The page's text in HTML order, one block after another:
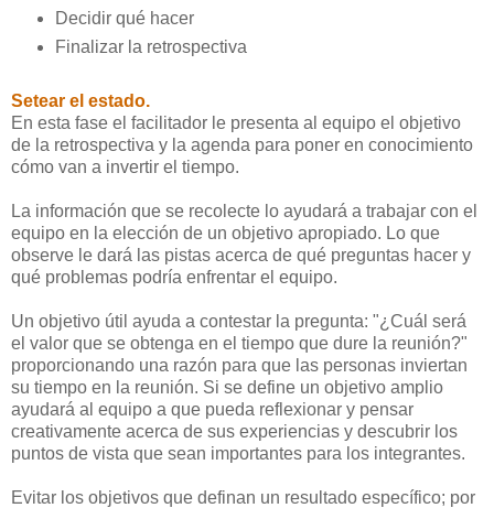
Decidir qué hacer
Finalizar la retrospectiva
Setear el estado.
En esta fase el facilitador le presenta al equipo el objetivo
de la retrospectiva y la agenda para poner en conocimiento
cómo van a invertir el tiempo.
La información que se recolecte lo ayudará a trabajar con el
equipo en la elección de un objetivo apropiado. Lo que
observe le dará las pistas acerca de qué preguntas hacer y
qué problemas podría enfrentar el equipo.
Un objetivo útil ayuda a contestar la pregunta: "¿Cuál será
el valor que se obtenga en el tiempo que dure la reunión?"
proporcionando una razón para que las personas inviertan
su tiempo en la reunión. Si se define un objetivo amplio
ayudará al equipo a que pueda reflexionar y pensar
creativamente acerca de sus experiencias y descubrir los
puntos de vista que sean importantes para los integrantes.
Evitar los objetivos que definan un resultado específico; por